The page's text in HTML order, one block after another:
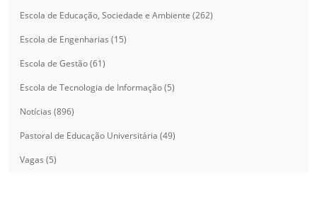
Escola de Educação, Sociedade e Ambiente (262)
Escola de Engenharias (15)
Escola de Gestão (61)
Escola de Tecnologia de Informação (5)
Notícias (896)
Pastoral de Educação Universitária (49)
Vagas (5)